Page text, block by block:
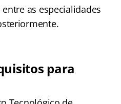
as especialidades
para